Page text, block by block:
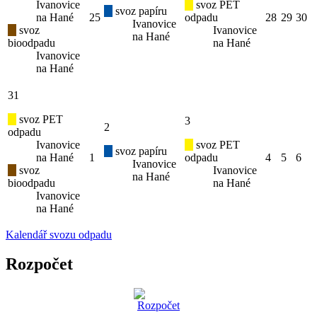
Ivanovice
na Hané
svoz
bioodpadu
Ivanovice
na Hané
25
svoz papíru
Ivanovice
na Hané
svoz PET
odpadu
Ivanovice
na Hané
28 29 30
31
svoz PET
odpadu
Ivanovice
na Hané
svoz
bioodpadu
Ivanovice
na Hané
1
2
svoz papíru
Ivanovice
na Hané
3
svoz PET
odpadu
Ivanovice
na Hané
4 5 6
Kalendář svozu odpadu
Rozpočet